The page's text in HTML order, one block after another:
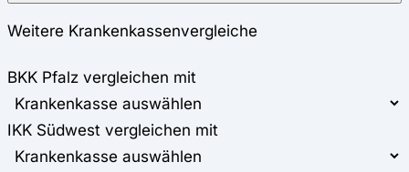
Weitere Krankenkassenvergleiche
BKK Pfalz vergleichen mit
IKK Südwest vergleichen mit